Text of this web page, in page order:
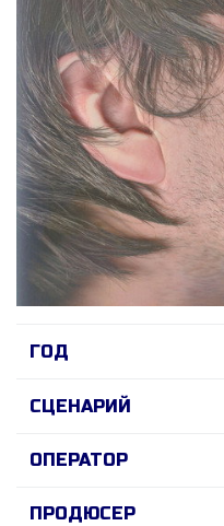
ГОД
СЦЕНАРИЙ
ОПЕРАТОР
ПРОДЮСЕР